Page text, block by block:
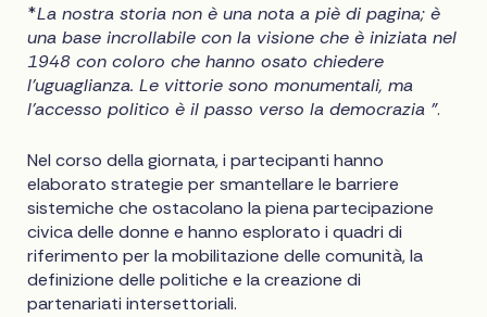
*La nostra storia non è una nota a piè di pagina; è
una base incrollabile con la visione che è iniziata nel
1948 con coloro che hanno osato chiedere
l'uguaglianza. Le vittorie sono monumentali, ma
l'accesso politico è il passo verso la democrazia ".
Nel corso della giornata, i partecipanti hanno
elaborato strategie per smantellare le barriere
sistemiche che ostacolano la piena partecipazione
civica delle donne e hanno esplorato i quadri di
riferimento per la mobilitazione delle comunità, la
definizione delle politiche e la creazione di
partenariati intersettoriali.